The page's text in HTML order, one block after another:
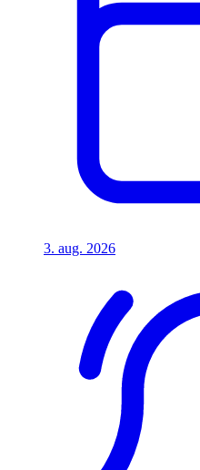
3. aug. 2026